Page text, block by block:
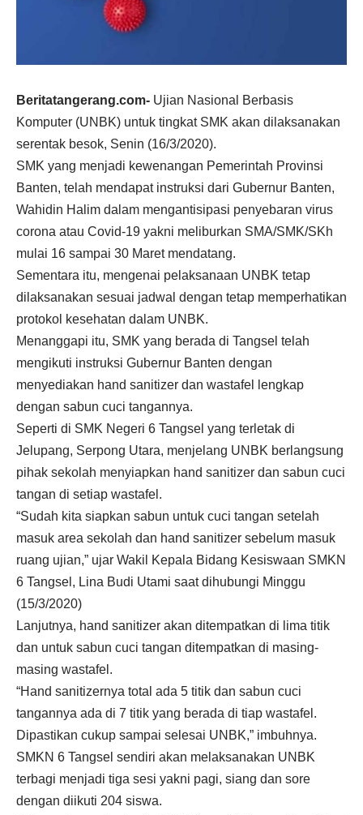
Beritatangerang.com- Ujian Nasional Berbasis
Komputer (UNBK) untuk tingkat SMK akan dilaksanakan
serentak besok, Senin (16/3/2020).
SMK yang menjadi kewenangan Pemerintah Provinsi
Banten, telah mendapat instruksi dari Gubernur Banten,
Wahidin Halim dalam mengantisipasi penyebaran virus
corona atau Covid-19 yakni meliburkan SMA/SMK/SKh
mulai 16 sampai 30 Maret mendatang.
Sementara itu, mengenai pelaksanaan UNBK tetap
dilaksanakan sesuai jadwal dengan tetap memperhatikan
protokol kesehatan dalam UNBK.
Menanggapi itu, SMK yang berada di Tangsel telah
mengikuti instruksi Gubernur Banten dengan
menyediakan hand sanitizer dan wastafel lengkap
dengan sabun cuci tangannya.
Seperti di SMK Negeri 6 Tangsel yang terletak di
Jelupang, Serpong Utara, menjelang UNBK berlangsung
pihak sekolah menyiapkan hand sanitizer dan sabun cuci
tangan di setiap wastafel.
“Sudah kita siapkan sabun untuk cuci tangan setelah
masuk area sekolah dan hand sanitizer sebelum masuk
ruang ujian,” ujar Wakil Kepala Bidang Kesiswaan SMKN
6 Tangsel, Lina Budi Utami saat dihubungi Minggu
(15/3/2020)
Lanjutnya, hand sanitizer akan ditempatkan di lima titik
dan untuk sabun cuci tangan ditempatkan di masing-
masing wastafel.
“Hand sanitizernya total ada 5 titik dan sabun cuci
tangannya ada di 7 titik yang berada di tiap wastafel.
Dipastikan cukup sampai selesai UNBK,” imbuhnya.
SMKN 6 Tangsel sendiri akan melaksanakan UNBK
terbagi menjadi tiga sesi yakni pagi, siang dan sore
dengan diikuti 204 siswa.